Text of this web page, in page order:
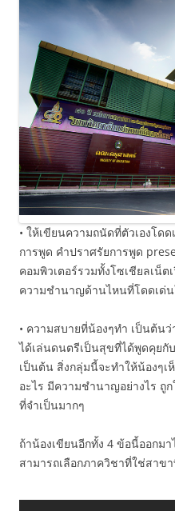
• ให้เขียนความถนัดที่ตัวเองโด
การพูด คำปราศรัยการพูด
คอมพิวเตอร์รวมทั้งโซเชียลเน็
ความชำนาญด้านไหนที่โดดเด่
• ความสบายที่น้องๆทำ เป็นต้น
ได้เล่นดนตรีเป็นสุขที่ได้พูดคุย
เป็นต้น สิ่งกลุ่มนี้จะทำให้น้องๆ
อะไร มีความชำนาญอย่างไร ถู
ที่จำเป็นมากๆ
ถ้าน้องเขียนอีกทั้ง 4 ข้อนี้ออกม
สามารถเลือกภาควิชาที่ใช่สาข